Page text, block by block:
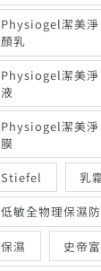
Physiogel潔美淨
顏乳
Physiogel潔美淨
液
Physiogel潔美淨
膜
Stiefel 乳
低敏全物理保濕
保濕 史帝富